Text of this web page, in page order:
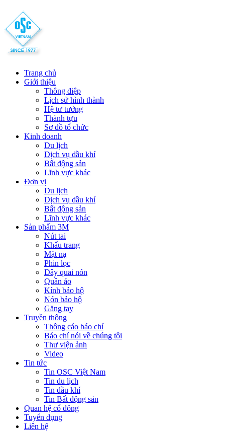
Trang chủ
Giới thiệu
Thông điệp
Lịch sử hình thành
Hệ tư tưởng
Thành tựu
Sơ đồ tổ chức
Kinh doanh
Du lịch
Dịch vụ dầu khí
Bất động sản
Lĩnh vực khác
Đơn vị
Du lịch
Dịch vụ dầu khí
Bất động sản
Lĩnh vực khác
Sản phẩm 3M
Nút tai
Khẩu trang
Mặt nạ
Phin lọc
Dây quai nón
Quần áo
Kính bảo hộ
Nón bảo hộ
Găng tay
Truyền thông
Thông cáo báo chí
Báo chí nói về chúng tôi
Thư viện ảnh
Video
Tin tức
Tin OSC Việt Nam
Tin du lịch
Tin dầu khí
Tin Bất động sản
Quan hệ cổ đông
Tuyển dụng
Liên hệ